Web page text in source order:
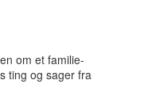
om et familie-
ting og sager fra